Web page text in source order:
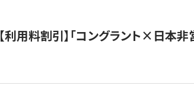
【利用料割引】「コングラント×日本